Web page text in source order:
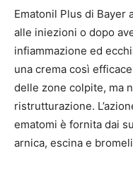
Ematonil Plus di Bayer
alle iniezioni o dopo
infiammazione ed
una crema così
delle zone colpite, ma
ristrutturazione.
ematomi è fornita dai
arnica, escina e